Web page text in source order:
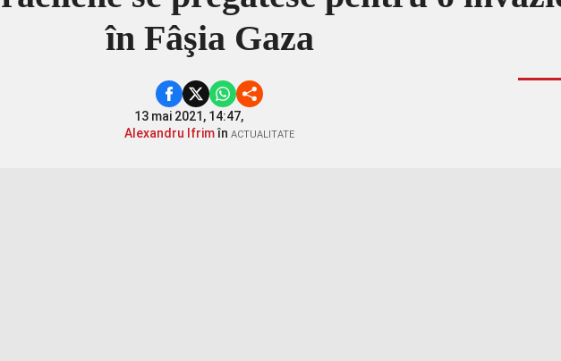
în Fâşia Gaza
13 mai 2021, 14:47,
Alexandru Ifrimîn ACTUALITATE